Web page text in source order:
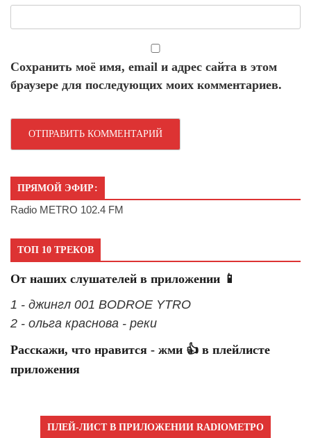
Сохранить моё имя, email и адрес сайта в этом
браузере для последующих моих комментариев.
ПРЯМОЙ ЭФИР:
Radio METRO 102.4 FM
ТОП 10 ТРЕКОВ
От наших слушателей в приложении 📱
1 - джингл 001 BODROE YTRO
2 - ольга краснова - реки
Расскажи, что нравится - жми 👍 в плейлисте
приложения
ПЛЕЙ-ЛИСТ В ПРИЛОЖЕНИИ RADIOМЕТРО